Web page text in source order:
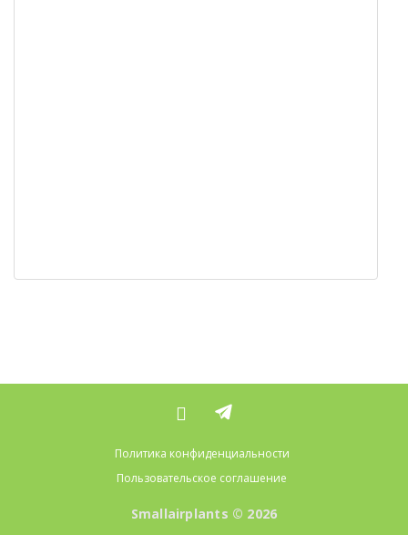
Политика конфиденциальности
Пользовательское соглашение
Smallairplants © 2026